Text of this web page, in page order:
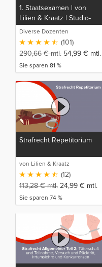
1. Staatsexamen | von
Lilien & Kraatz | Studio-
Rep
Diverse Dozenten
(101)
290,66€mtl. 54,99 € mtl.
Sie sparen 81 %
Strafrecht Repetitorium
von Lilien & Kraatz
(12)
113,28€mtl. 24,99 € mtl.
Sie sparen 74 %